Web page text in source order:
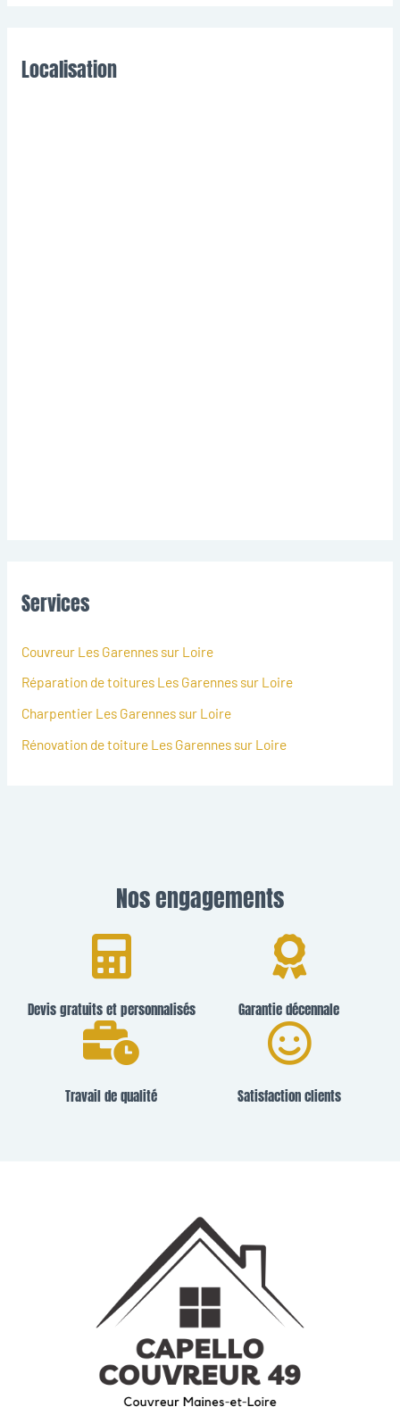
Localisation
Services
Couvreur Les Garennes sur Loire
Réparation de toitures Les Garennes sur Loire
Charpentier Les Garennes sur Loire
Rénovation de toiture Les Garennes sur Loire
Nos engagements
Devis gratuits et personnalisés Garantie décennale
Travail de qualité Satisfaction clients